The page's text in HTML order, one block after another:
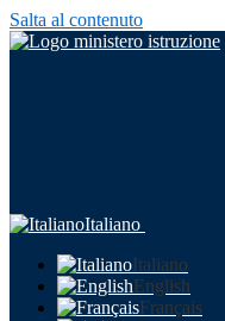
Salta al contenuto
Italiano
Italiano
English
Français